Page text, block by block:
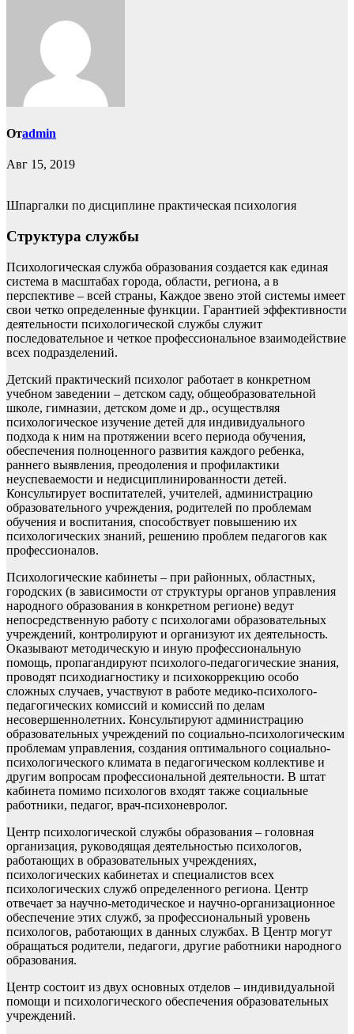
Отadmin
Авг 15, 2019
Шпаргалки по дисциплине практическая психология
Структура службы
Психологическая служба образования создается как единая
система в масштабах города, области, региона, а в
перспективе – всей страны, Каждое звено этой системы имеет
свои четко определенные функции. Гарантией эффективности
деятельности психологической службы служит
последовательное и четкое профессиональное взаимодействие
всех подразделений.
Детский практический психолог работает в конкретном
учебном заведении – детском саду, общеобразовательной
школе, гимназии, детском доме и др., осуществляя
психологическое изучение детей для индивидуального
подхода к ним на протяжении всего периода обучения,
обеспечения полноценного развития каждого ребенка,
раннего выявления, преодоления и профилактики
неуспеваемости и недисциплинированности детей.
Консультирует воспитателей, учителей, администрацию
образовательного учреждения, родителей по проблемам
обучения и воспитания, способствует повышению их
психологических знаний, решению проблем педагогов как
профессионалов.
Психологические кабинеты – при районных, областных,
городских (в зависимости от структуры органов управления
народного образования в конкретном регионе) ведут
непосредственную работу с психологами образовательных
учреждений, контролируют и организуют их деятельность.
Оказывают методическую и иную профессиональную
помощь, пропагандируют психолого-педагогические знания,
проводят психодиагностику и психокоррекцию особо
сложных случаев, участвуют в работе медико-психолого-
педагогических комиссий и комиссий по делам
несовершеннолетних. Консультируют администрацию
образовательных учреждений по социально-психологическим
проблемам управления, создания оптимального социально-
психологического климата в педагогическом коллективе и
другим вопросам профессиональной деятельности. В штат
кабинета помимо психологов входят также социальные
работники, педагог, врач-психоневролог.
Центр психологической службы образования – головная
организация, руководящая деятельностью психологов,
работающих в образовательных учреждениях,
психологических кабинетах и специалистов всех
психологических служб определенного региона. Центр
отвечает за научно-методическое и научно-организационное
обеспечение этих служб, за профессиональный уровень
психологов, работающих в данных службах. В Центр могут
обращаться родители, педагоги, другие работники народного
образования.
Центр состоит из двух основных отделов – индивидуальной
помощи и психологического обеспечения образовательных
учреждений.